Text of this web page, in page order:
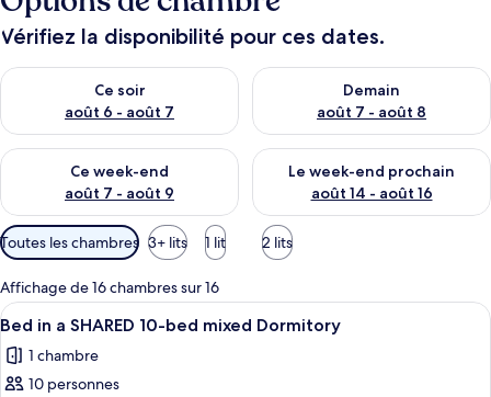
Vérifiez la disponibilité pour ces dates.
Ce soir
août 6 - août 7
Vérifier la disponibilité pour ce soir août 6 - août 7
Demain
août 7 - août 8
Vérifier la disponibilité pour
Ce week-end
août 7 - août 9
Vérifier la disponibilité pour ce week-end août 7 - août 9
Le week-end prochain
août 14 - août 16
Vérifier la disponibilité pour
Filtres
disponibles
pour
les
chambres
Toutes les chambres 3+ lits 1 lit 2 lits
Affichage de 16 chambres sur 16
Afficher
toutes
les
photos
Une chambre avec des lits
4
Bed in a SHARED 10-bed mixed Dormitory
1 chambre
10 personnes